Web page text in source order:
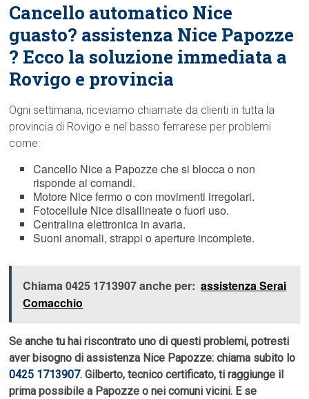
Cancello automatico Nice
guasto? assistenza Nice Papozze
? Ecco la soluzione immediata a
Rovigo e provincia
Ogni settimana, riceviamo chiamate da clienti in tutta la
provincia di Rovigo e nel basso ferrarese per problemi
come:
Cancello Nice a Papozze che si blocca o non
risponde ai comandi.
Motore Nice fermo o con movimenti irregolari.
Fotocellule Nice disallineate o fuori uso.
Centralina elettronica in avaria.
Suoni anomali, strappi o aperture incomplete.
Chiama 0425 1713907 anche per: assistenza Serai
Comacchio
Se anche tu hai riscontrato uno di questi problemi, potresti
aver bisogno di assistenza Nice Papozze: chiama subito lo
0425 1713907. Gilberto, tecnico certificato, ti raggiunge il
prima possibile a Papozze o nei comuni vicini. E se